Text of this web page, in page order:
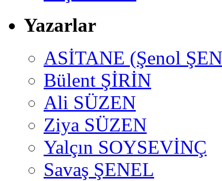
Yazarlar
ASİTANE (Şenol
Bülent ŞİRİN
Ali SÜZEN
Ziya SÜZEN
Yalçın SOYSEVİNÇ
Savaş ŞENEL